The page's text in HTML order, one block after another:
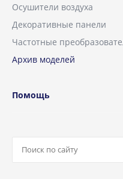
Осушители воздуха
Декоративные панели
Частотные
Архив моделей
Помощь